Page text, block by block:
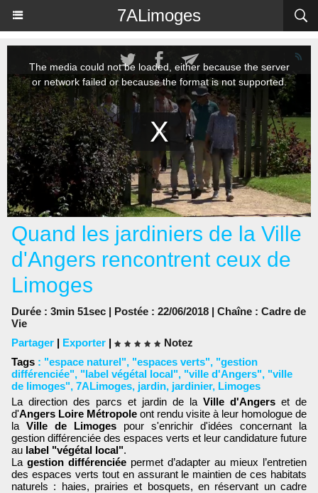
7ALimoges
Quand les jardiniers de la Ville
d'Angers rencontrent ceux de
Limoges
Durée : 3min 51sec | Postée : 22/06/2018 | Chaîne : Cadre de
Vie
Partager | Exporter |
Notez
Tags : "espace naturel", "espaces verts", "gestion
différenciée", "label végétal local", "ville d'Angers", "ville
de limoges", 7ALimoges, jardin, jardinier, Limoges
La direction des parcs et jardin de la Ville d'Angers et de
d'Angers Loire Métropole ont rendu visite à leur homologue de
la Ville de Limoges pour s'enrichir d'idées concernant la
gestion différenciée des espaces verts et leur candidature future
au label "végétal local".
La gestion différenciée permet d’adapter au mieux l’entretien
des espaces verts tout en assurant le maintien de ces habitats
naturels : haies, prairies et bosquets, en réservant un cadre